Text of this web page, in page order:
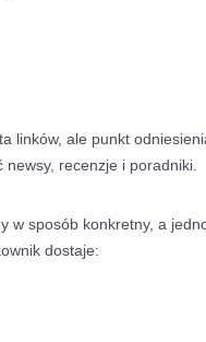
linków, ale punkt
newsy, recenzje i poradniki.
w sposób konkretny, a
dostaje: